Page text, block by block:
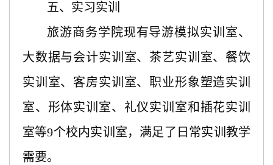
五、实习实训
旅游商务学院现有导游模拟实训室、
大数据与会计实训室、茶艺实训室、餐饮
实训室、客房实训室、职业形象塑造实训
室、形体实训室、礼仪实训室和插花实训
室等9个校内实训室，满足了日常实训教学
需要。